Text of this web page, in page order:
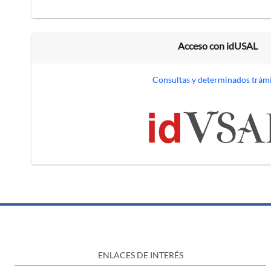
Acceso con idUSAL
Consultas y determinados
ENLACES DE INTERÉS